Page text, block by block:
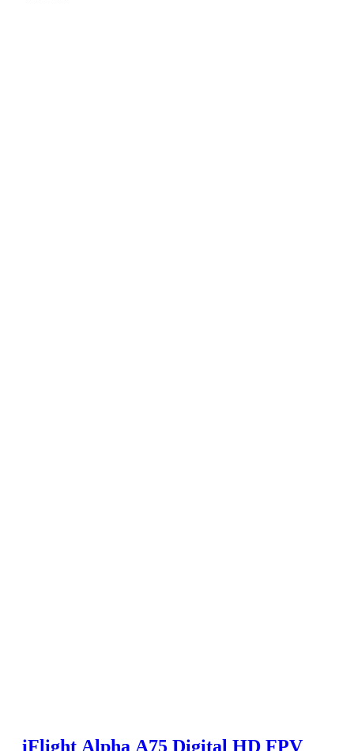
iFlight Alpha A75 Digital HD FPV